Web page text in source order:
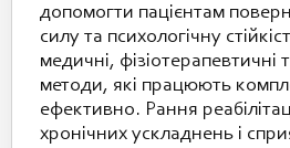
допомогти пацієнтам
силу та психологічну
медичні, фізіотерапевтичні
методи, які працюють
ефективно. Рання
хронічних ускладнень і